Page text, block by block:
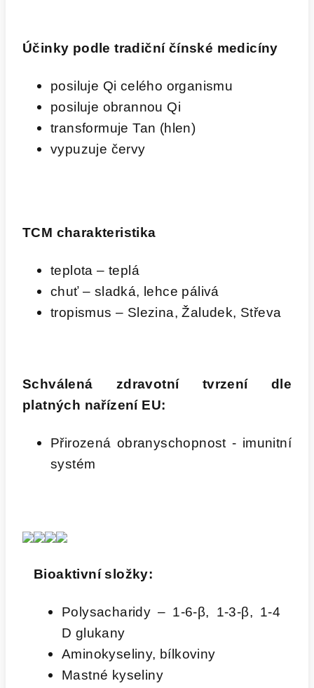
Účinky podle tradiční čínské medicíny
posiluje Qi celého organismu
posiluje obrannou Qi
transformuje Tan (hlen)
vypuzuje červy
TCM charakteristika
teplota – teplá
chuť – sladká, lehce pálivá
tropismus – Slezina, Žaludek, Střeva
Schválená zdravotní tvrzení dle
platných nařízení EU:
Přirozená obranyschopnost - imunitní
systém
Bioaktivní složky:
Polysacharidy – 1-6-β, 1-3-β, 1-4
D glukany
Aminokyseliny, bílkoviny
Mastné kyseliny